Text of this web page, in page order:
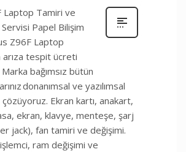
Laptop Tamiri ve
Papel Bilişim
Z96F Laptop
arıza tespit ücreti
bağımsız bütün
donanımsal ve yazılımsal
çözüyoruz. Ekran kartı, anakart,
ekran, klavye, menteşe, şarj
jack), fan tamiri ve değişimi.
ram değişimi ve